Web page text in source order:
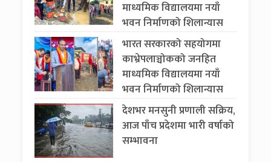
माध्यमिक विद्यालयमा नयाँ
भवन निर्माणको शिलान्यास
भारत सरकारको सहयोगमा
काभ्रेपलाञ्चोकको जनहित
माध्यमिक विद्यालयमा नयाँ
भवन निर्माणको शिलान्यास
देशभर मनसुनी प्रणाली सक्रिय,
आज पाँच प्रदेशमा भारी वर्षाको
सम्भावना